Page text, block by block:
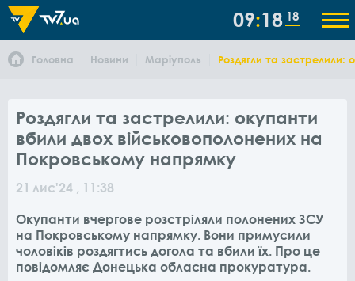
09 18 18
Головна Новини Маріуполь Роздягли та застрелили:
Роздягли та застрелили: окупанти
вбили двох військовополонених на
Покровському напрямку
21 лис'24 , 11:38
Окупанти вчергове розстріляли полонених ЗСУ
на Покровському напрямку. Вони примусили
чоловіків роздягтись догола та вбили їх. Про це
повідомляє Донецька обласна прокуратура.